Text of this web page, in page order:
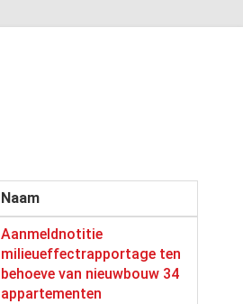
Naam
Aanmeldnotitie
milieueffectrapportage ten
behoeve van nieuwbouw 34
appartementen